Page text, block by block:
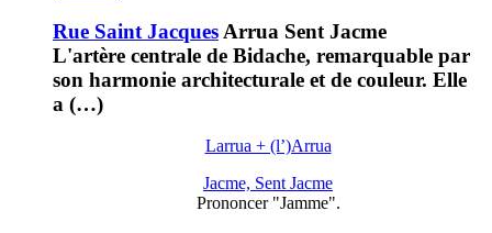
Rue Saint Jacques Arrua Sent Jacme
L'artère centrale de Bidache, remarquable par
son harmonie architecturale et de couleur. Elle
a (…)
Larrua + (l’)Arrua
Jacme, Sent Jacme
Prononcer "Jamme".